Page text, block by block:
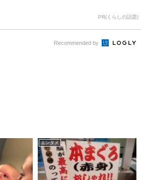
PR(くらしの話題)
Recommended by
エンタメ